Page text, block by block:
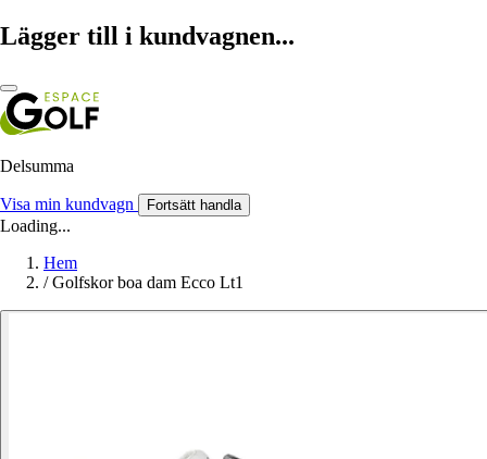
Lägger till i kundvagnen...
Delsumma
Visa min kundvagn Fortsätt handla
Loading...
Hem
/ Golfskor boa dam Ecco Lt1